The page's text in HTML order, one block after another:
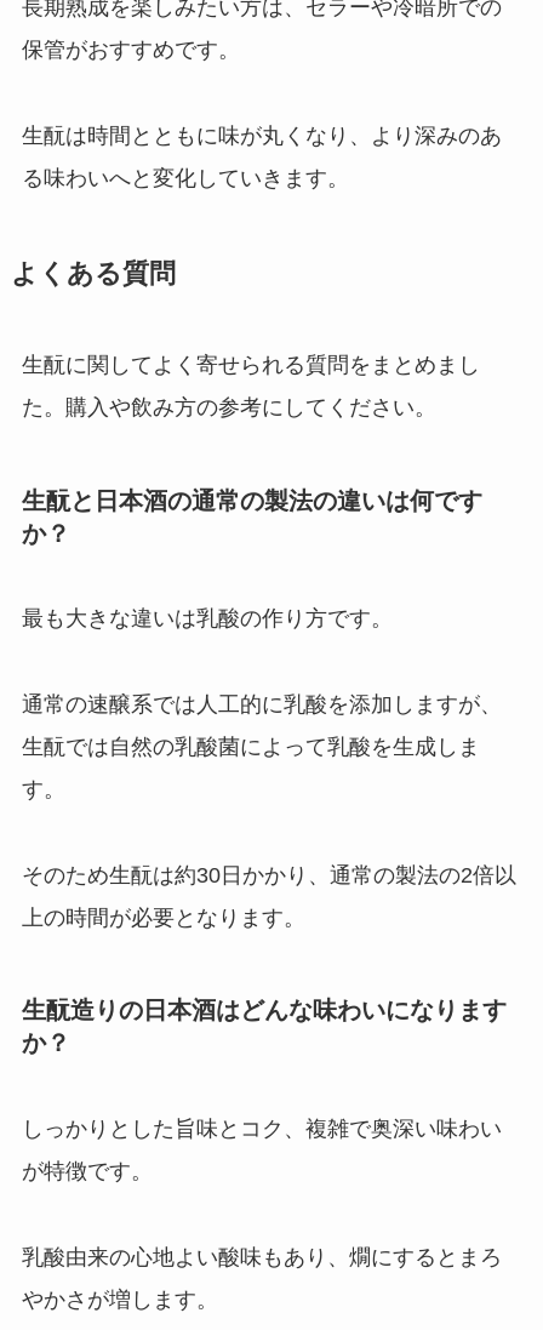
長期熟成を楽しみたい方は、セラーや冷暗所での
保管がおすすめです。
生酛は時間とともに味が丸くなり、より深みのあ
る味わいへと変化していきます。
よくある質問
生酛に関してよく寄せられる質問をまとめまし
た。購入や飲み方の参考にしてください。
生酛と日本酒の通常の製法の違いは何です
か？
最も大きな違いは乳酸の作り方です。
通常の速醸系では人工的に乳酸を添加しますが、
生酛では自然の乳酸菌によって乳酸を生成しま
す。
そのため生酛は約30日かかり、通常の製法の2倍以
上の時間が必要となります。
生酛造りの日本酒はどんな味わいになります
か？
しっかりとした旨味とコク、複雑で奥深い味わい
が特徴です。
乳酸由来の心地よい酸味もあり、燗にするとまろ
やかさが増します。